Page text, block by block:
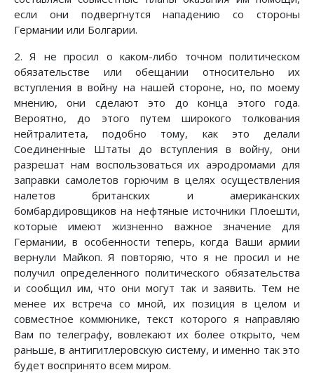
если они подвергнутся нападению со стороны
Германии или Болгарии.
2. Я не просил о каком-либо точном политическом
обязательстве или обещании относительно их
вступления в войну на нашей стороне, но, по моему
мнению, они сделают это до конца этого года.
Вероятно, до этого путем широкого толкования
нейтралитета, подобно тому, как это делали
Соединенные Штаты до вступления в войну, они
разрешат нам воспользоваться их аэродромами для
заправки самолетов горючим в целях осуществления
налетов британских и американских
бомбардировщиков на нефтяные источники Плоешти,
которые имеют жизненно важное значение для
Германии, в особенности теперь, когда Ваши армии
вернули Майкоп. Я повторяю, что я не просил и не
получил определенного политического обязательства
и сообщил им, что они могут так и заявить. Тем не
менее их встреча со мной, их позиция в целом и
совместное коммюнике, текст которого я направляю
Вам по телеграфу, вовлекают их более открыто, чем
раньше, в антигитлеровскую систему, и именно так это
будет воспринято всем миром.